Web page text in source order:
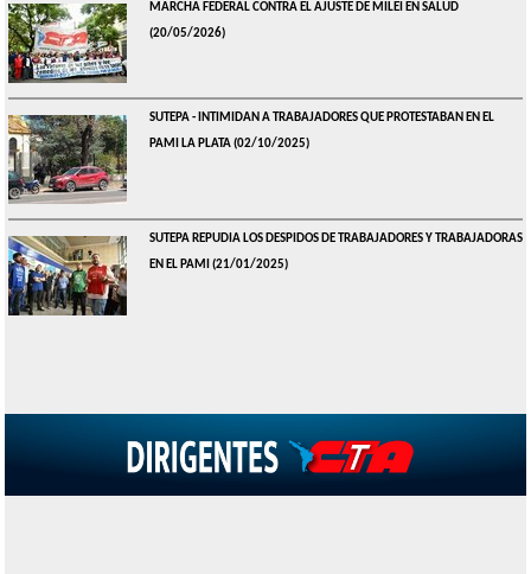
MARCHA FEDERAL CONTRA EL AJUSTE DE MILEI EN SALUD
(20/05/2026)
SUTEPA - INTIMIDAN A TRABAJADORES QUE PROTESTABAN EN EL
PAMI LA PLATA(02/10/2025)
SUTEPA REPUDIA LOS DESPIDOS DE TRABAJADORES Y TRABAJADORAS
EN EL PAMI
(21/01/2025)